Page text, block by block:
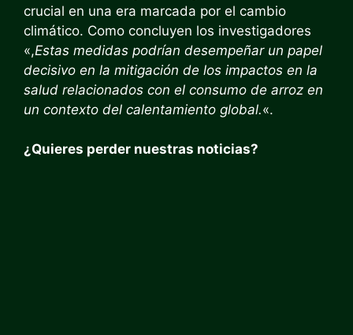
crucial en una era marcada por el cambio
climático. Como concluyen los investigadores
«,Estas medidas podrían desempeñar un papel
decisivo en la mitigación de los impactos en la
salud relacionados con el consumo de arroz en
un contexto del calentamiento global.«.
¿Quieres perder nuestras noticias?